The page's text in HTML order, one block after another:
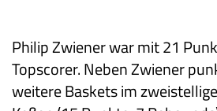
Philip Zwiener war mit 21
Topscorer. Neben Zwiener
weitere Baskets im